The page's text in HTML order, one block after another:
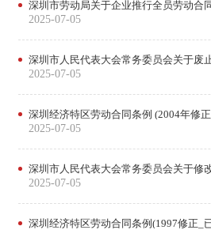
深圳市劳动局关于企业推行全员劳动合
2025-07-05
深圳市人民代表大会常务委员会关于废
2025-07-05
深圳经济特区劳动合同条例 (2004年修
2025-07-05
深圳市人民代表大会常务委员会关于修
2025-07-05
深圳经济特区劳动合同条例(1997修正_